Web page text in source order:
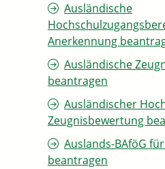
Ausländische
Anerkennung
Ausländische
beantragen
Ausländischer
Zeugnisbewertung
Auslands-BAföG
beantragen